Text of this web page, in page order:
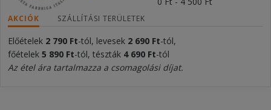
AKCIÓK SZÁLLÍTÁSI TERÜLETEK
Előételek 2 790 Ft-tól, levesek 2 690 Ft-tól,
főételek 5 890 Ft-tól, tészták 4 690 Ft-tól
Az étel ára tartalmazza a csomagolási díjat.